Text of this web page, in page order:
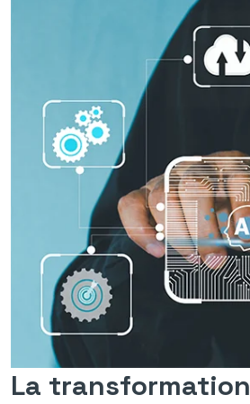
La transformation